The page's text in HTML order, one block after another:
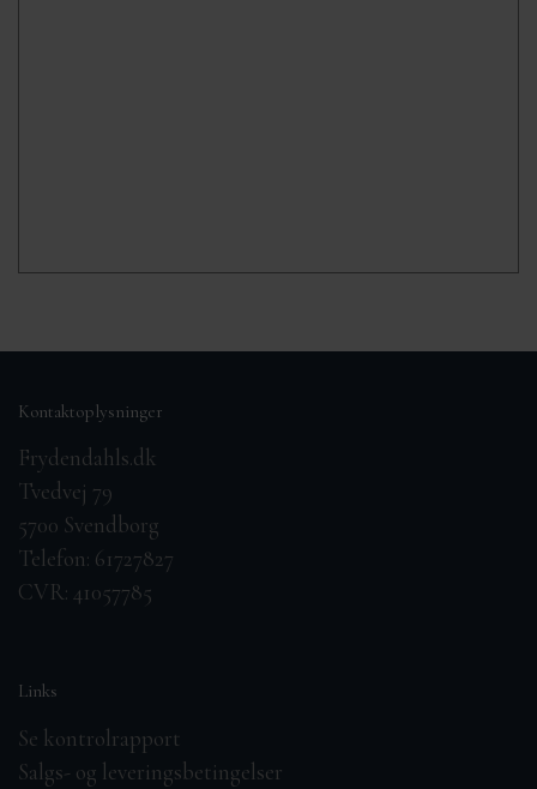
Kontaktoplysninger
Frydendahls.dk
Tvedvej 79
5700 Svendborg
Telefon: 61727827
CVR: 41057785
Links
Se kontrolrapport
Salgs- og leveringsbetingelser